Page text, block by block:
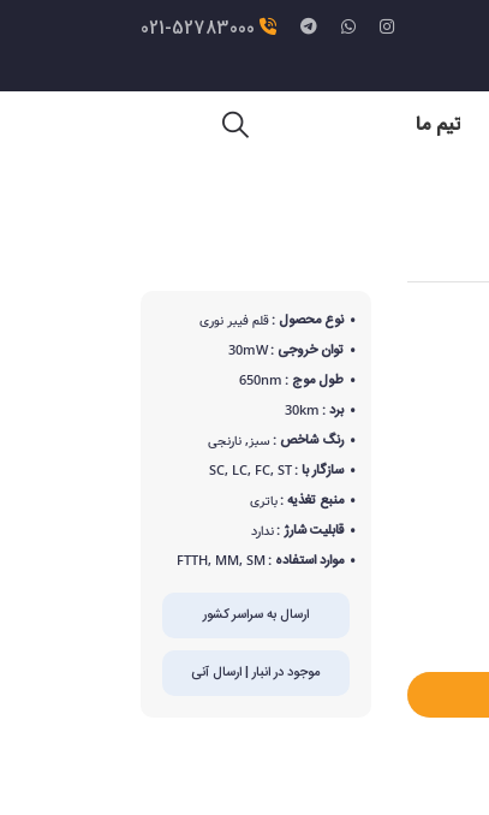
021-52783000
تیم ما
نوع محصول :قلم فیبر نوری
توان خروجی :30mW
طول موج :650nm
برد :30km
رنگ شاخص :سبز, نارنجی
سازگار با :SC, LC, FC, ST
منبع تغذیه :باتری
قابلیت شارژ :ندارد
موارد استفاده :FTTH, MM, SM
ارسال به سراسر کشور
موجود در انبار | ارسال آنی